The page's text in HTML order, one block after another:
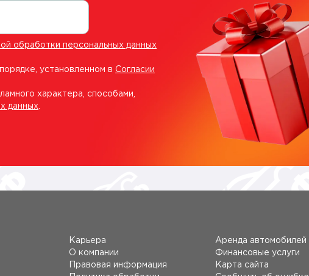
обработки персональных данных
установленном в Согласии
характера, способами,
данных
Карьера
О компании
Правовая информация
Аренда автомобилей
Финансовые услуги
Карта сайта